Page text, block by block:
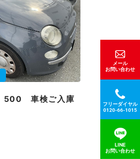
メール
お問い合わせ
フリーダイヤル
0120-66-1015
LINE
お問い合わせ
500 車検ご入庫